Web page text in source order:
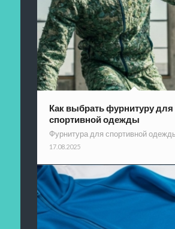
Как выбрать фурнитуру для
спортивной одежды
Фурнитура для спортивной
17.08.2025